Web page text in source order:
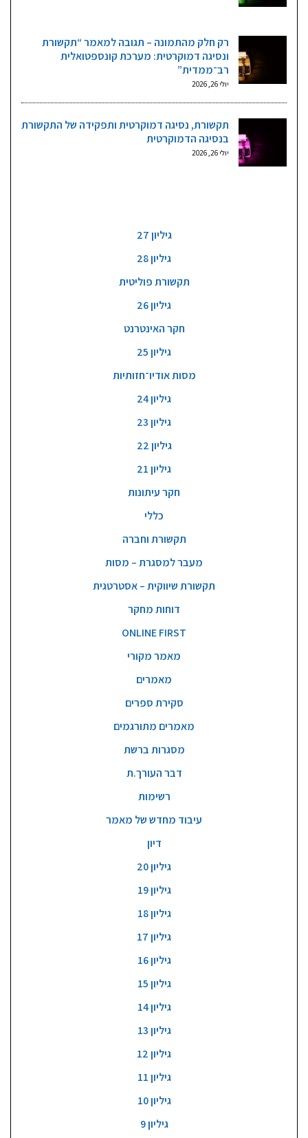
רק חלק מהתמונה – תגובה למאמר “תקשורת
ונסיגה דמוקרטית: מערכת קונספטואלית
רב־ממדית”
יולי 26, 2026
תקשורת, נסיגה דמוקרטית ותפקידה של התקשורת
בנסיגה הדמוקרטית
יולי 26, 2026
גיליון 27
גיליון 28
תקשורת פוליטית
גיליון 26
חקר האינטרנט
גיליון 25
מסות אודיו־חזותיות
גיליון 24
גיליון 23
גיליון 22
גיליון 21
חקר עיתונות
כללי
תקשורת וחברה
מעבר למסגרת – מסות
תקשורת שיווקית – אסטרטגית
דוחות מחקר
ONLINE FIRST
מאמר מקורי
מאמרים
סקירת ספרים
מאמרים מתורגמים
מסגרות ברשת
דבר העורך.ת
רשימות
עיבוד מחדש של מאמר
דיון
גיליון 20
גיליון 19
גיליון 18
גיליון 17
גיליון 16
גיליון 15
גיליון 14
גיליון 13
גיליון 12
גיליון 11
גיליון 10
גיליון 9